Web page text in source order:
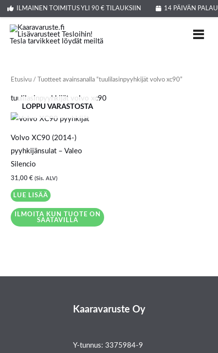
ILMAINEN TOIMITUS YLI 90 € TILAUKSIIN 14 PÄIVÄN
Siirry
sisältöön
Etusivu / Tuotteet avainsanalla “tuulilasinpyyhkijät volvo xc90”
tuulilasinpyyhkijät volvo xc90
LOPPU VARASTOSTA
Volvo XC90 (2014-)
pyyhkijänsulat – Valeo
Silencio
31,00€ (Sis. ALV)
LUE LISÄÄ
ILMOITA KUN TUOTE ON
SAATAVILLA
Kaaravaruste Oy
Y-tunnus: 3375984-9